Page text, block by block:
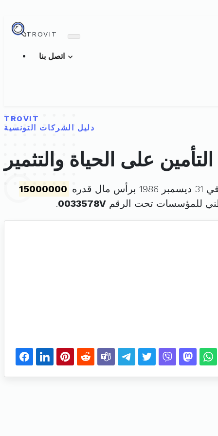
TROVIT
TROVIT
دليل الشركات التونسية
على الحياة والتثمير
قدره
15000000
للمؤسسات تحت الرقم 0033578V
.